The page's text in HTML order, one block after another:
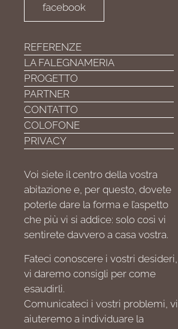
facebook
REFERENZE
LA FALEGNAMERIA
PROGETTO
PARTNER
CONTATTO
COLOFONE
PRIVACY
Voi siete il centro della vostra
abitazione e, per questo, dovete
poterle dare la forma e l’aspetto
che più vi si addice: solo così vi
sentirete davvero a casa vostra.
Fateci conoscere i vostri desideri,
vi daremo consigli per come
esaudirli.
Comunicateci i vostri problemi, vi
aiuteremo a individuare la